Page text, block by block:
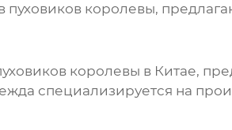
пуховиков королевы,
королевы в Китае,
специализируется на